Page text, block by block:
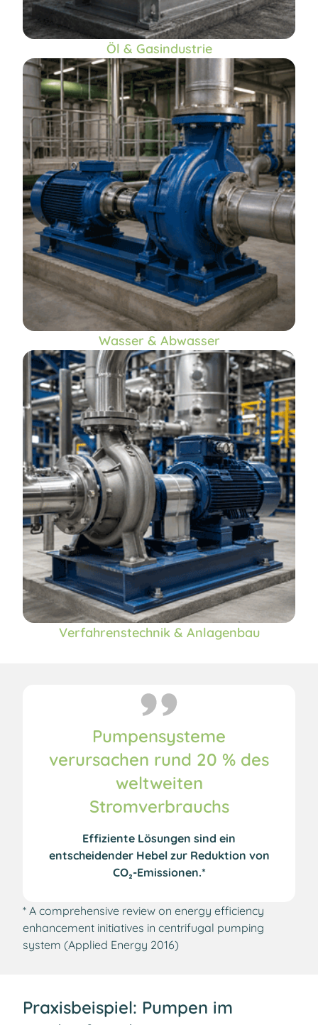
Öl & Gasindustrie
Wasser & Abwasser
Verfahrenstechnik & Anlagenbau
Pumpensysteme
verursachen rund 20 % des
weltweiten
Stromverbrauchs
Effiziente Lösungen sind ein
entscheidender Hebel zur Reduktion von
CO₂-Emissionen.*
* A comprehensive review on energy efficiency
enhancement initiatives in centrifugal pumping
system (Applied Energy 2016)
Praxisbeispiel: Pumpen im